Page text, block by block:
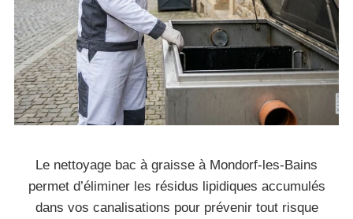
Le nettoyage bac à graisse à Mondorf-les-Bains
permet d’éliminer les résidus lipidiques accumulés
dans vos canalisations pour prévenir tout risque